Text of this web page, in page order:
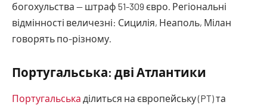
богохульства — штраф 51-309 євро. Регіональні
відмінності величезні: Сицилія, Неаполь, Мілан
говорять по-різному.
Португальська: дві Атлантики
Португальська ділиться на європейську (PT) та